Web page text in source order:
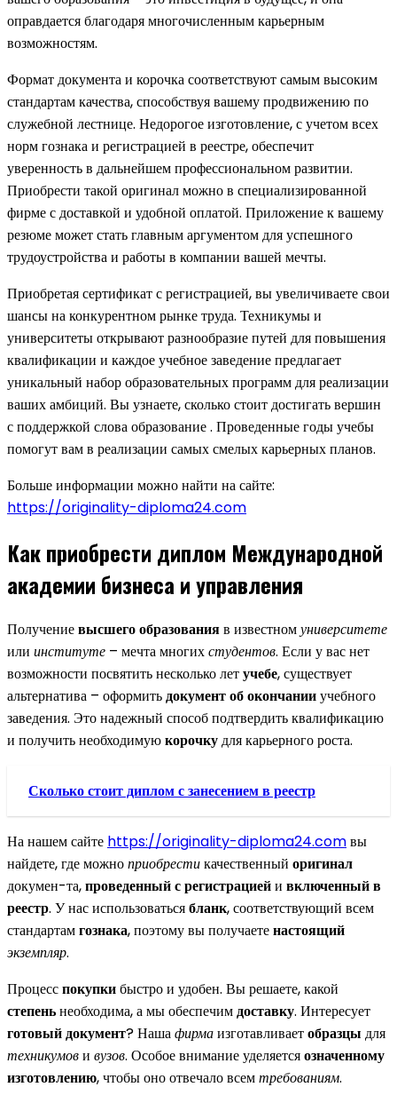
оправдается благодаря многочисленным карьерным
возможностям.
Формат документа и корочка соответствуют самым высоким
стандартам качества, способствуя вашему продвижению по
служебной лестнице. Недорогое изготовление, с учетом всех
норм гознака и регистрацией в реестре, обеспечит
уверенность в дальнейшем профессиональном развитии.
Приобрести такой оригинал можно в специализированной
фирме с доставкой и удобной оплатой. Приложение к вашему
резюме может стать главным аргументом для успешного
трудоустройства и работы в компании вашей мечты.
Приобретая сертификат с регистрацией, вы увеличиваете свои
шансы на конкурентном рынке труда. Техникумы и
университеты открывают разнообразие путей для повышения
квалификации и каждое учебное заведение предлагает
уникальный набор образовательных программ для реализации
ваших амбиций. Вы узнаете, сколько стоит достигать вершин
с поддержкой слова образование . Проведенные годы учебы
помогут вам в реализации самых смелых карьерных планов.
Больше информации можно найти на сайте:
https://originality-diploma24.com
Как приобрести диплом Международной
академии бизнеса и управления
Получениевысшего образованияв известномуниверситете
или институте – мечта многихстудентов. Если у вас нет
возможности посвятить несколько летучебе, существует
альтернатива – оформитьдокумент об окончанииучебного
заведения. Это надежный способ подтвердить квалификацию
и получить необходимуюкорочкудля карьерного роста.
Сколько стоит диплом с занесением в реестр
На нашем сайте https://originality-diploma24.comвы
найдете, где можноприобрестикачественный оригинал
докумен-та,проведенный с регистрациейи включенный в
реестр. У нас использоватьсябланк, соответствующий всем
стандартамгознака, поэтому вы получаетенастоящий
экземпляр.
Процесспокупкибыстро и удобен. Вы решаете, какой
степеньнеобходима, а мы обеспечимдоставку. Интересует
готовый документ? Нашафирмаизготавливаетобразцы для
техникумови вузов. Особое внимание уделяетсяозначенному
изготовлению, чтобы оно отвечало всемтребованиям.